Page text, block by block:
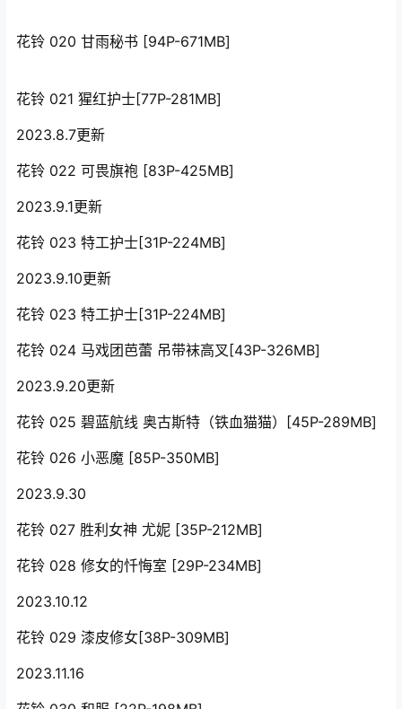
花铃 020 甘雨秘书 [94P-671MB]
花铃 021 猩红护士[77P-281MB]
2023.8.7更新
花铃 022 可畏旗袍 [83P-425MB]
2023.9.1更新
花铃 023 特工护士[31P-224MB]
2023.9.10更新
花铃 023 特工护士[31P-224MB]
花铃 024 马戏团芭蕾 吊带袜高叉[43P-326MB]
2023.9.20更新
花铃 025 碧蓝航线 奥古斯特（铁血猫猫）[45P-289MB]
花铃 026 小恶魔 [85P-350MB]
2023.9.30
花铃 027 胜利女神 尤妮 [35P-212MB]
花铃 028 修女的忏悔室 [29P-234MB]
2023.10.12
花铃 029 漆皮修女[38P-309MB]
2023.11.16